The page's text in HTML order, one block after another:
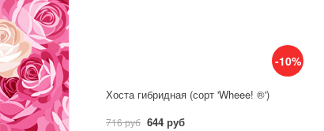
-10%
Хоста гибридная (сорт 'Wheee! ®')
716 руб 644 руб